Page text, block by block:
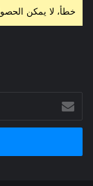
خطأ، لا يمكن
بريدك
الإلكتروني